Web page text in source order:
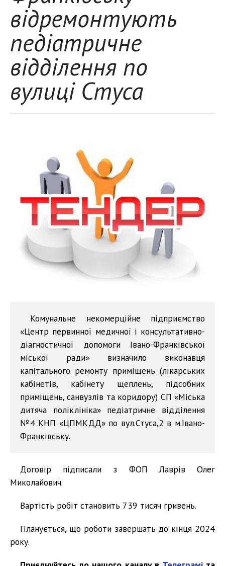
відремонтують
педіатричне
відділення по
вулиці Стуса
Комунальне некомерційне підприємство
«Центр первинної медичної і консультативно-
діагностичної допомоги Івано-Франківської
міської ради» визначило виконавця
капітального ремонту приміщень (лікарських
кабінетів, кабінету щеплень, підсобних
приміщень, санвузлів та коридору) СП «Міська
дитяча поліклініка» педіатричне відділення
№4 КНП «ЦПМКДД» по вул.Стуса,2 в м.Івано-
Франківську.
Договір підписали з ФОП Лаврів Олег
Миколайович.
Вартість робіт становить 739 тисяч гривень.
Планується, що роботи завершать до кінця 2024
року.